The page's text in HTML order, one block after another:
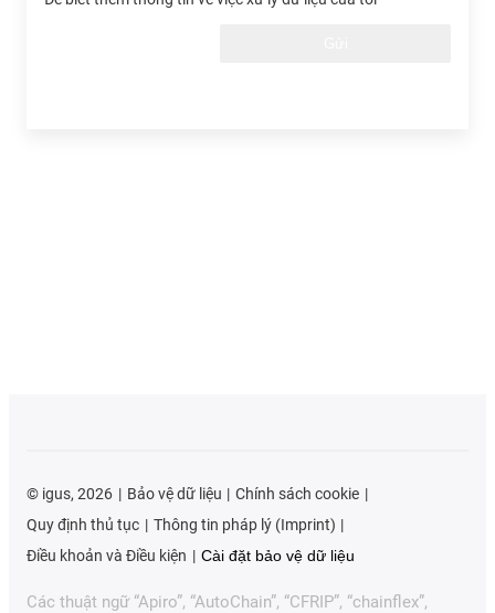
© igus, 2026 Bảo vệ dữ liệu
Chính sách cookie
Quy định thủ tục
Thông tin pháp lý (Imprint)
Điều khoản và Điều kiện
Cài đặt bảo vệ dữ liệu
Các thuật ngữ “Apiro”, “AutoChain”, “CFRIP”, “chainflex”,